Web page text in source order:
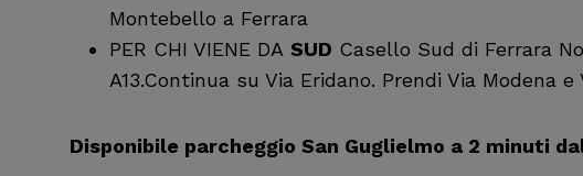
Montebello a Ferrara
PER CHI VIENE DA SUD Casello Sud di Ferrara
A13.Continua su Via Eridano. Prendi Via Modena
Disponibile parcheggio San Guglielmo a 2 minuti